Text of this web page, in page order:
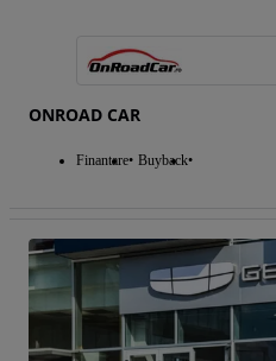
ONROAD CAR
Finantare Buyback